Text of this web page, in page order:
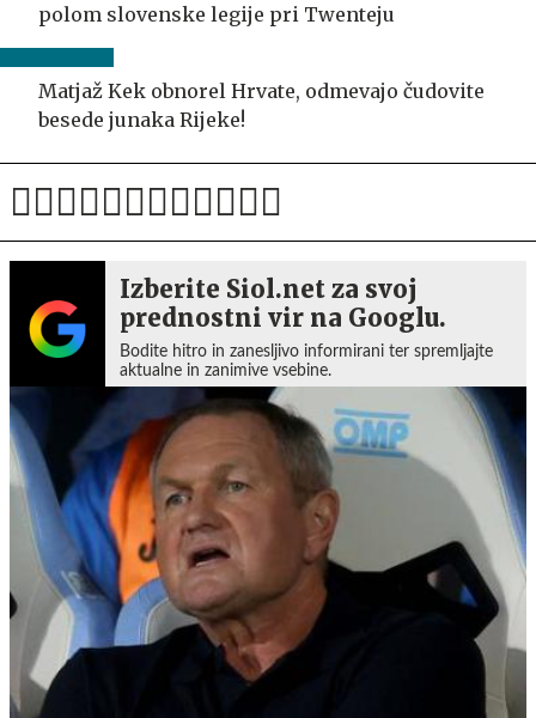
polom slovenske legije pri Twenteju
Matjaž Kek obnorel Hrvate, odmevajo čudovite
besede junaka Rijeke!
Izberite Siol.net za svoj
prednostni vir na Googlu.
Bodite hitro in zanesljivo informirani ter spremljajte
aktualne in zanimive vsebine.